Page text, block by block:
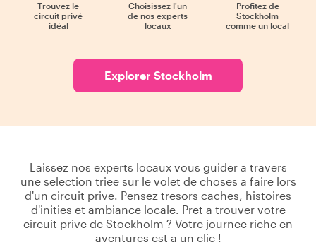
Trouvez le
circuit privé
idéal
Choisissez l'un
de nos experts
locaux
Profitez de
Stockholm
comme un local
Explorer Stockholm
Laissez nos experts locaux vous guider a travers
une selection triee sur le volet de choses a faire lors
d'un circuit prive. Pensez tresors caches, histoires
d'inities et ambiance locale. Pret a trouver votre
circuit prive de Stockholm ? Votre journee riche en
aventures est a un clic !